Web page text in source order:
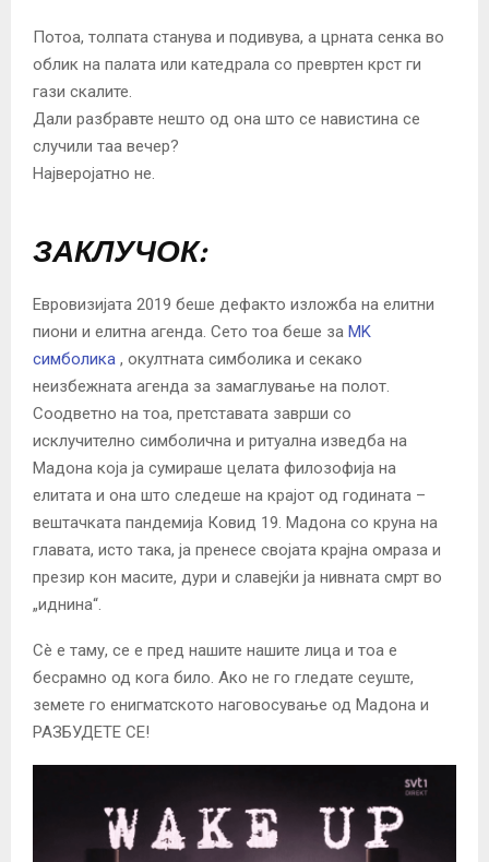
Потоа, толпата станува и подивува, a црната сенка во
облик на палата или катедрала со превртен крст ги
гази скалите.
Дали разбравте нешто од она што се навистина се
случили таа вечер?
Најверојатно не.
ЗАКЛУЧОК:
Евровизијата 2019 беше дефакто изложба на елитни
пиони и елитна агенда. Сето тоа беше за МK
симболика , окултната симболика и секако
неизбежната агенда за замаглување на полот.
Соодветно на тоа, претставата заврши со
исклучително симболична и ритуална изведба на
Мадона која ја сумираше целата филозофија на
елитата и она што следеше на крајот од годината –
вештачката пандемија Ковид 19. Мадона со круна на
главата, исто така, ја пренесе својата крајна омраза и
презир кон масите, дури и славејќи ја нивната смрт во
„иднина“.
Сè е таму, се е пред нашите нашите лица и тоа е
бесрамно од кога било. Ако не го гледате сеуште,
земете го енигматското наговосување од Мадона и
РАЗБУДЕТЕ СЕ!